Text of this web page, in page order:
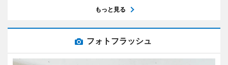
もっと見る
フォトフラッシュ